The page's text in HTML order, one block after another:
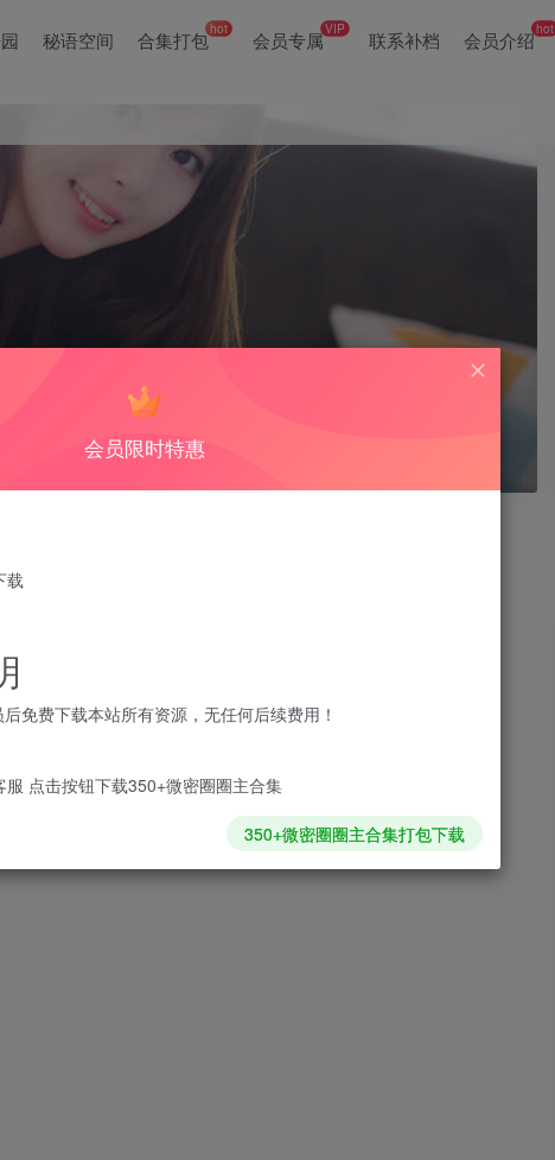
秘语空间 合集打包hot 会员专属VIP 联系补档 会员介绍hot
会员限时特惠
载
免费下载本站所有资源，无任何后续费用！
点击按钮下载350+微密圈圈主合集
350+微密圈圈主合集打包下载